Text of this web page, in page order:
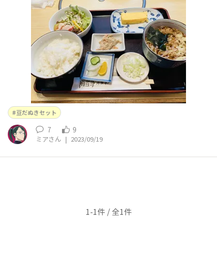
豆だぬきセット
7 9
ミアさん | 2023/09/19
1-1件 / 全1件